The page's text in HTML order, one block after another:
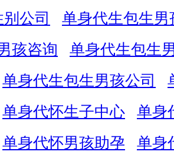
公司
单身代生包生男
孩咨询
单身代生包生
单身代生包生男孩公司
单身代怀生子中心
单身
单身代怀男孩助孕 单身